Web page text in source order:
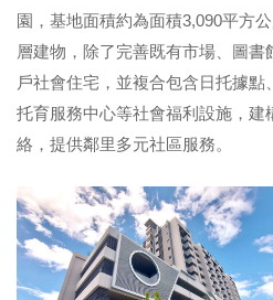
園，基地面積約為面積3,090平方
層建物，除了完善既有市場、圖
戶社會住宅，並複合包含日托據
托育服務中心等社會福利設施，建
絡，提供鄰里多元社區服務。